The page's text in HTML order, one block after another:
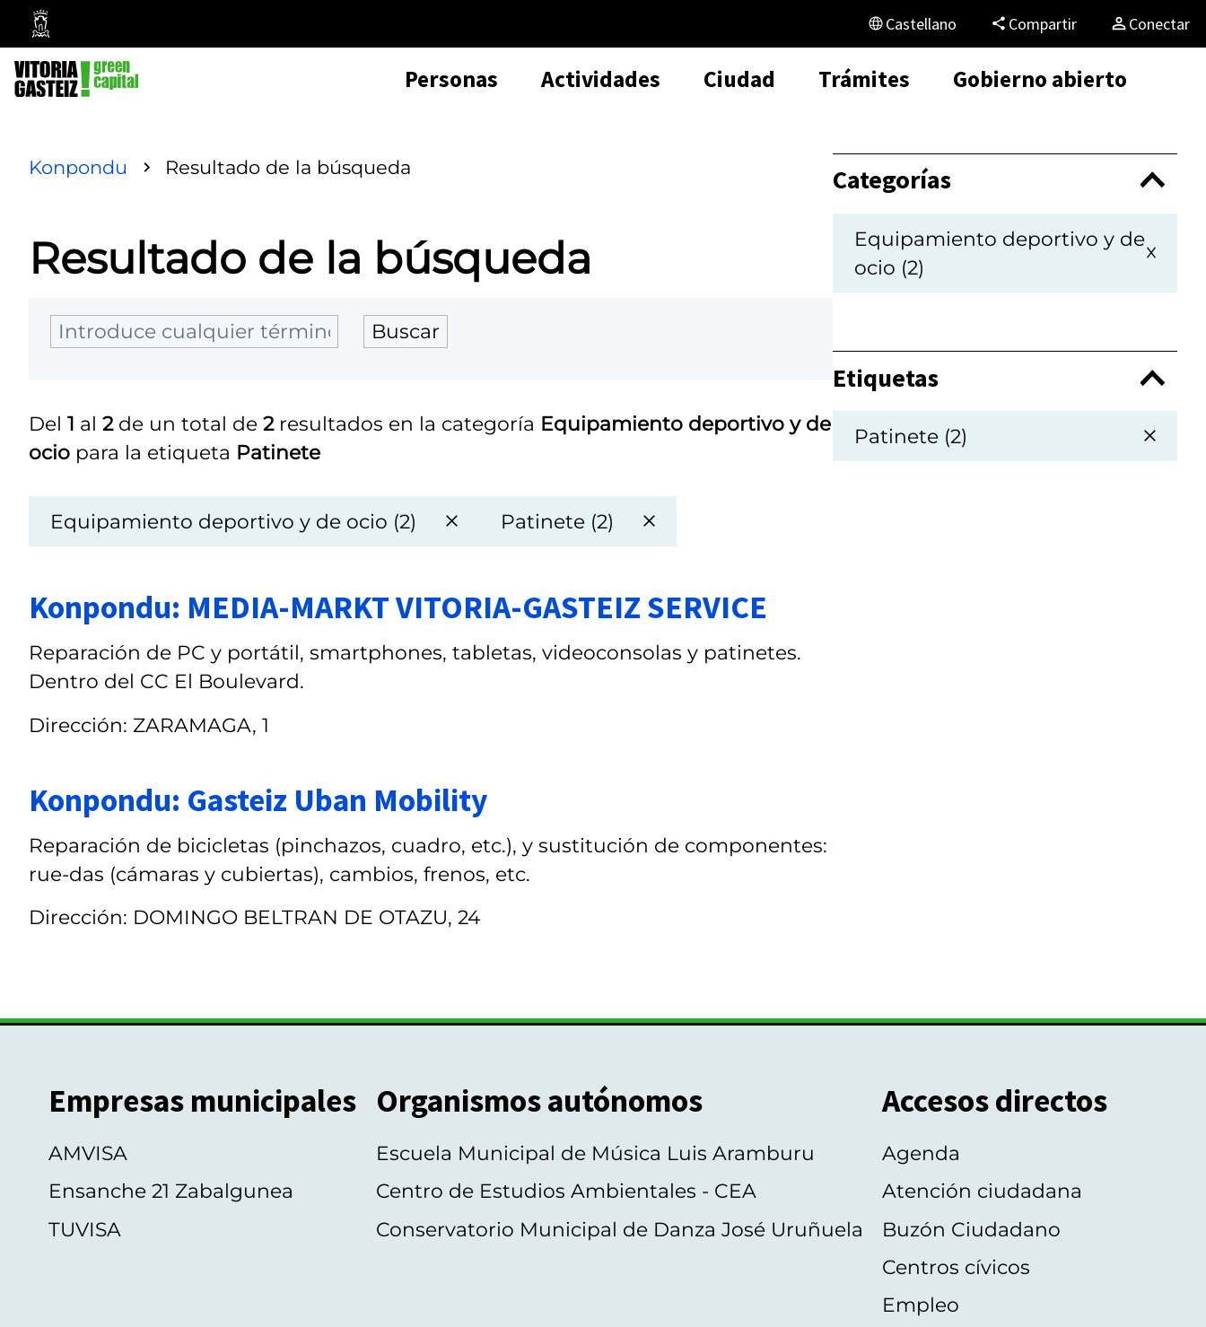
Ayuntamiento
Vitoria-
Gasteiz
Castellano Compartir Conectar
Personas Actividades Ciudad Trámites Gobierno abierto
Konpondu Resultado de la búsqueda
Resultado de la búsqueda
Del 1 al 2de un total de 2resultados en la categoría Equipamiento deportivo y de
ocio para la etiqueta Patinete
Equipamiento deportivo y de ocio (2) Patinete (2)
Konpondu: MEDIA-MARKT VITORIA-GASTEIZ SERVICE
Reparación de PC y portátil, smartphones, tabletas, videoconsolas y patinetes.
Dentro del CC El Boulevard.
Dirección: ZARAMAGA, 1
Konpondu: Gasteiz Uban Mobility
Reparación de bicicletas (pinchazos, cuadro, etc.), y sustitución de componentes:
rue-das (cámaras y cubiertas), cambios, frenos, etc.
Dirección: DOMINGO BELTRAN DE OTAZU, 24
Categorías
Equipamiento deportivo y de
ocio (2)
Etiquetas
Patinete (2)
Empresas municipales
AMVISA
Ensanche 21 Zabalgunea
TUVISA
Organismos autónomos
Escuela Municipal de Música Luis Aramburu
Centro de Estudios Ambientales - CEA
Conservatorio Municipal de Danza José Uruñuela
Accesos directos
Agenda
Atención ciudadana
Buzón Ciudadano
Centros cívicos
Empleo